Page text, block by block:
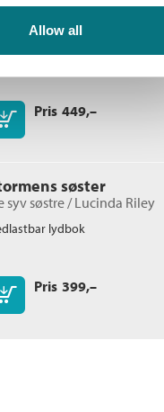
Allow all
på Fleat
Riley
lydbok
Pris 449,–
Kjøp
søster
syv søstre /Lucinda Riley
lydbok
Pris 399,–
Kjøp